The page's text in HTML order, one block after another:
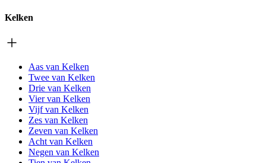
Kelken
Aas van Kelken
Twee van Kelken
Drie van Kelken
Vier van Kelken
Vijf van Kelken
Zes van Kelken
Zeven van Kelken
Acht van Kelken
Negen van Kelken